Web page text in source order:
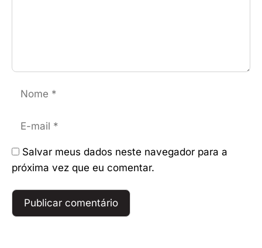
Nome
E-
mail
Salvar meus dados neste navegador para a
próxima vez que eu comentar.